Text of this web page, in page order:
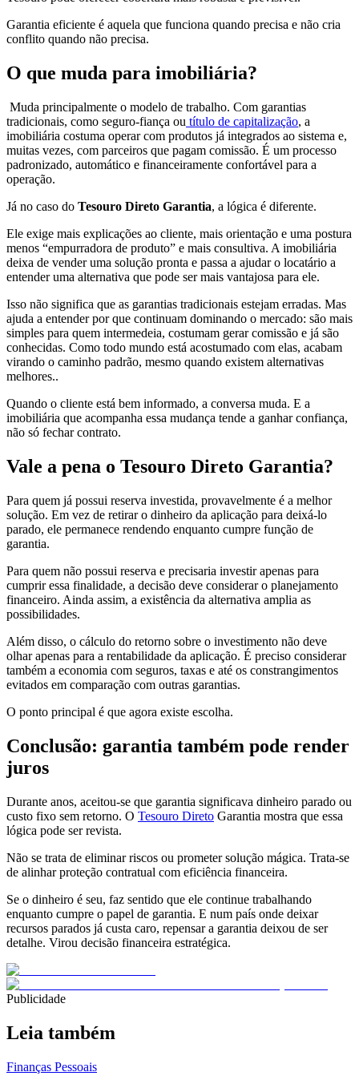
Garantia eficiente é aquela que funciona quando precisa e não cria
conflito quando não precisa.
O que muda para imobiliária?
Muda principalmente o modelo de trabalho. Com garantias
tradicionais, como seguro-fiança ou título de capitalização, a
imobiliária costuma operar com produtos já integrados ao sistema e,
muitas vezes, com parceiros que pagam comissão. É um processo
padronizado, automático e financeiramente confortável para a
operação.
Já no caso do Tesouro Direto Garantia, a lógica é diferente.
Ele exige mais explicações ao cliente, mais orientação e uma postura
menos “empurradora de produto” e mais consultiva. A imobiliária
deixa de vender uma solução pronta e passa a ajudar o locatário a
entender uma alternativa que pode ser mais vantajosa para ele.
Isso não significa que as garantias tradicionais estejam erradas. Mas
ajuda a entender por que continuam dominando o mercado: são mais
simples para quem intermedeia, costumam gerar comissão e já são
conhecidas. Como todo mundo está acostumado com elas, acabam
virando o caminho padrão, mesmo quando existem alternativas
melhores..
Quando o cliente está bem informado, a conversa muda. E a
imobiliária que acompanha essa mudança tende a ganhar confiança,
não só fechar contrato.
Vale a pena o Tesouro Direto Garantia?
Para quem já possui reserva investida, provavelmente é a melhor
solução. Em vez de retirar o dinheiro da aplicação para deixá-lo
parado, ele permanece rendendo enquanto cumpre função de
garantia.
Para quem não possui reserva e precisaria investir apenas para
cumprir essa finalidade, a decisão deve considerar o planejamento
financeiro. Ainda assim, a existência da alternativa amplia as
possibilidades.
Além disso, o cálculo do retorno sobre o investimento não deve
olhar apenas para a rentabilidade da aplicação. É preciso considerar
também a economia com seguros, taxas e até os constrangimentos
evitados em comparação com outras garantias.
O ponto principal é que agora existe escolha.
Conclusão: garantia também pode render
juros
Durante anos, aceitou-se que garantia significava dinheiro parado ou
custo fixo sem retorno. O Tesouro Direto Garantia mostra que essa
lógica pode ser revista.
Não se trata de eliminar riscos ou prometer solução mágica. Trata-se
de alinhar proteção contratual com eficiência financeira.
Se o dinheiro é seu, faz sentido que ele continue trabalhando
enquanto cumpre o papel de garantia. E num país onde deixar
recursos parados já custa caro, repensar a garantia deixou de ser
detalhe. Virou decisão financeira estratégica.
Publicidade
Leia também
Finanças Pessoais